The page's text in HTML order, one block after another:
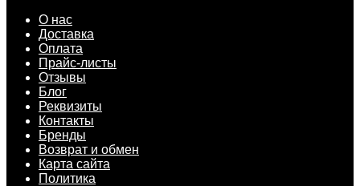
О нас
Доставка
Оплата
Прайс-листы
Отзывы
Блог
Реквизиты
Контакты
Бренды
Возврат и обмен
Карта сайта
Политика